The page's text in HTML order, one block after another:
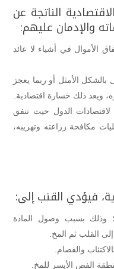
الناتجة عن
والإدمان عليهم:
الأموال في أشياء لا عائد
الأمثل أو ربما يعجز
ويعد ذلك خسارة اقتصادية.
الدول حيث تنفق
مكافحة زراعته وتهريبه،
فيؤدي القنب إلى:
وذلك بسبب وصول المادة
القلب ثم المخ.
والفصام.
الفص الأيسر للمخ.